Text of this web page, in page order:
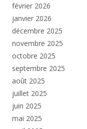
février 2026
janvier 2026
décembre 2025
novembre 2025
octobre 2025
septembre 2025
août 2025
juillet 2025
juin 2025
mai 2025